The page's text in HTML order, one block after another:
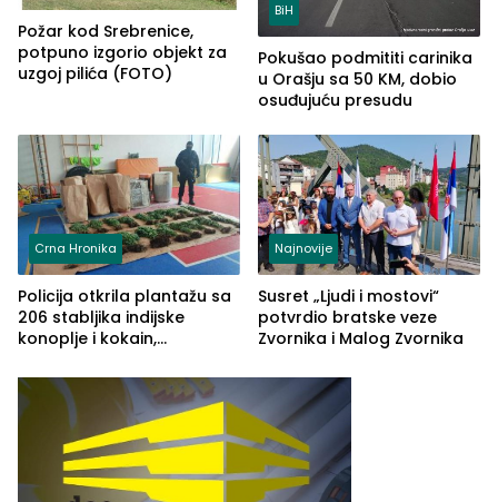
Požar kod Srebrenice,
potpuno izgorio objekt za
uzgoj pilića (FOTO)
BiH
Pokušao podmititi carinika
u Orašju sa 50 KM, dobio
osuđujuću presudu
Crna Hronika
Policija otkrila plantažu sa
206 stabljika indijske
konoplje i kokain,
(FOTO)
Najnovije
Susret „Ljudi i mostovi“
potvrdio bratske veze
Zvornika i Malog Zvornika